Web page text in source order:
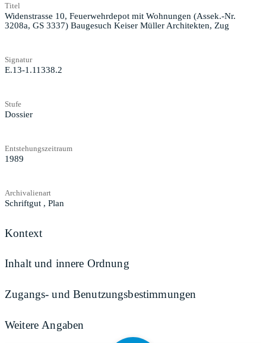
Titel
Widenstrasse 10, Feuerwehrdepot mit Wohnungen (Assek.-Nr.
3208a, GS 3337) Baugesuch Keiser Müller Architekten, Zug
Signatur
E.13-1.11338.2
Stufe
Dossier
Entstehungszeitraum
1989
Archivalienart
Schriftgut , Plan
Kontext
Inhalt und innere Ordnung
Zugangs- und Benutzungsbestimmungen
Weitere Angaben